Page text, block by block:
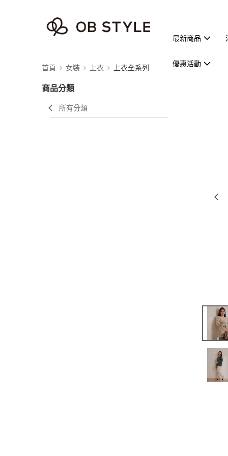
最新商品
優惠活動
首頁 女裝 上衣 上衣全系列
商品分類
所有分類